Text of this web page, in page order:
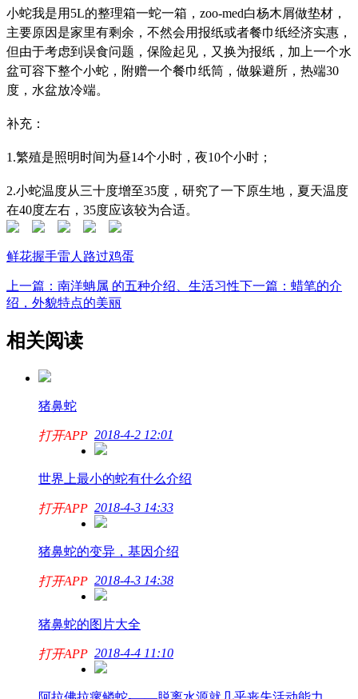
小蛇我是用5L的整理箱一蛇一箱，zoo-med白杨木屑做垫材，
主要原因是家里有剩余，不然会用报纸或者餐巾纸经济实惠，
但由于考虑到误食问题，保险起见，又换为报纸，加上一个水
盆可容下整个小蛇，附赠一个餐巾纸筒，做躲避所，热端30
度，水盆放冷端。
补充：
1.繁殖是照明时间为昼14个小时，夜10个小时；
2.小蛇温度从三十度增至35度，研究了一下原生地，夏天温度
在40度左右，35度应该较为合适。
鲜花握手雷人 路过鸡蛋
上一篇：南洋蚺属 的五种介绍、生活习性下一篇：蜡笔的介
绍，外貌特点的美丽
相关阅读
猪鼻蛇
2018-4-2 12:01
打开APP
世界上最小的蛇有什么介绍
2018-4-3 14:33
打开APP
猪鼻蛇的变异，基因介绍
2018-4-3 14:38
打开APP
猪鼻蛇的图片大全
2018-4-4 11:10
打开APP